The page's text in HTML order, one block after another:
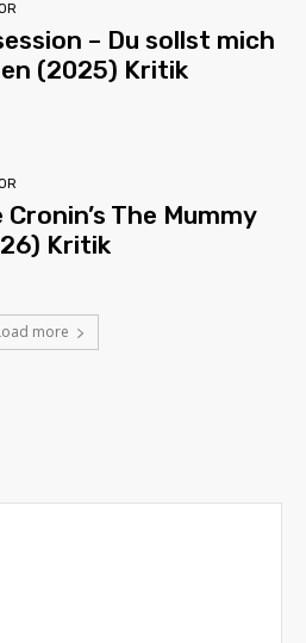
– Du sollst mich
(2025) Kritik
Cronin’s The Mummy
Kritik
more